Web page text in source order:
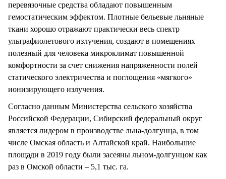
перевязочные средства обладают повышенным
гемостатическим эффектом. Плотные бельевые льняные
ткани хорошо отражают практически весь спектр
ультрафиолетового излучения, создают в помещениях
полезный для человека микроклимат повышенной
комфортности за счет снижения напряженности полей
статического электричества и поглощения «мягкого»
ионизирующего излучения.
Согласно данным Министерства сельского хозяйства
Российской Федерации, Сибирский федеральный округ
является лидером в производстве льна-долгунца, в том
числе Омская область и Алтайской край. Наибольшие
площади в 2019 году были засеяны льном-долгунцом как
раз в Омской области – 5,1 тыс. га.